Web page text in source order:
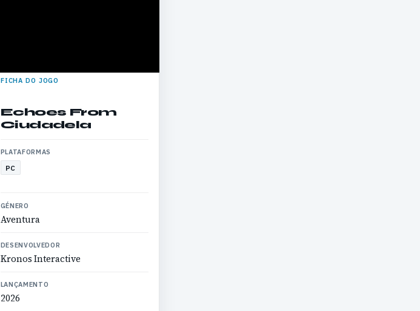
FICHA DO JOGO
Echoes From
Ciudadela
PLATAFORMAS
PC
GÉNERO
Aventura
DESENVOLVEDOR
Kronos Interactive
LANÇAMENTO
2026